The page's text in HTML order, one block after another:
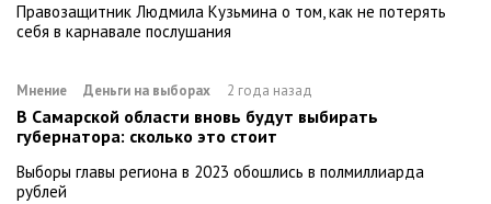
Правозащитник Людмила Кузьмина о том, как не потерять
себя в карнавале послушания
Мнение Деньги на выборах 2 года назад
В Самарской области вновь будут выбирать
губернатора: сколько это стоит
Выборы главы региона в 2023 обошлись в полмиллиарда
рублей